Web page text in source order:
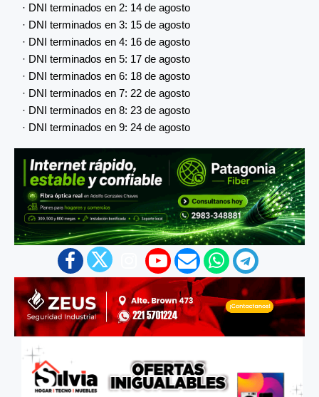
· DNI terminados en 2: 14 de agosto
· DNI terminados en 3: 15 de agosto
· DNI terminados en 4: 16 de agosto
· DNI terminados en 5: 17 de agosto
· DNI terminados en 6: 18 de agosto
· DNI terminados en 7: 22 de agosto
· DNI terminados en 8: 23 de agosto
· DNI terminados en 9: 24 de agosto